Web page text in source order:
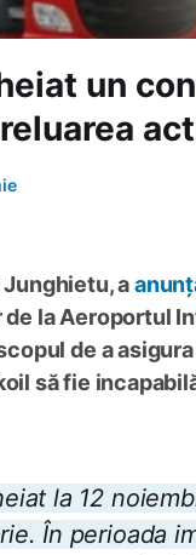
un
a
la Aeroportul
de a
să fie
la 12
În perioada